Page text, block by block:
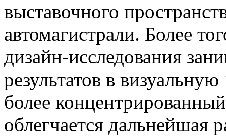
выставочного
автомагистрали. Более
дизайн-исследования
результатов в
более
облегчается дальнейшая